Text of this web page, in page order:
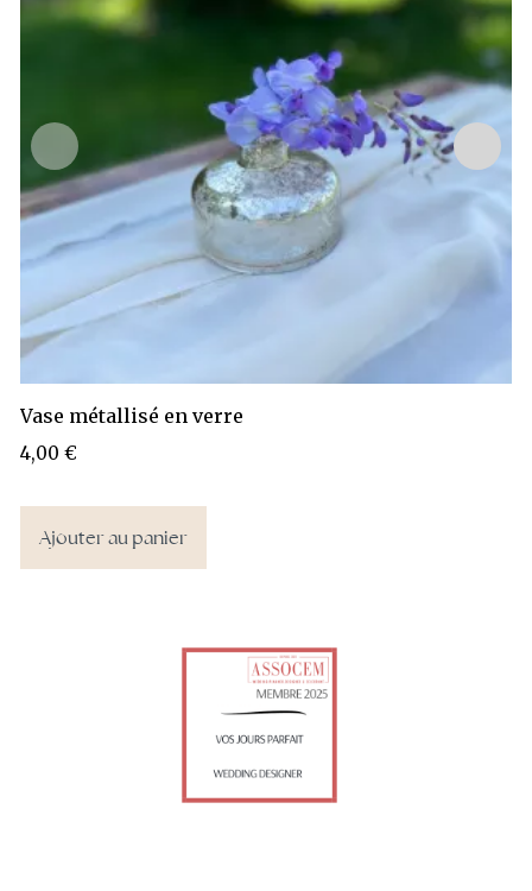
Vase métallisé en verre
4,00€
Ajouter au panier